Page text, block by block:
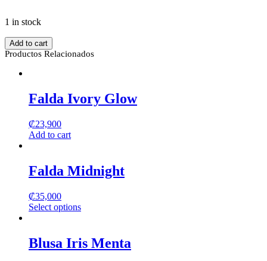
1 in stock
Aretes
Primavera
Add to cart
Productos Relacionados
Falda Ivory Glow
₡23,900
Add to cart
Falda Midnight
₡35,000
Select options
has
multiple
Blusa Iris Menta